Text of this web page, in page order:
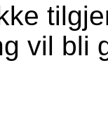
vil bli